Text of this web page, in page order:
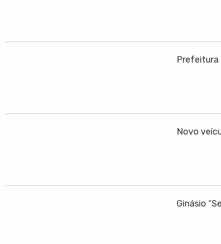
Prefeitura
Novo
Ginásio